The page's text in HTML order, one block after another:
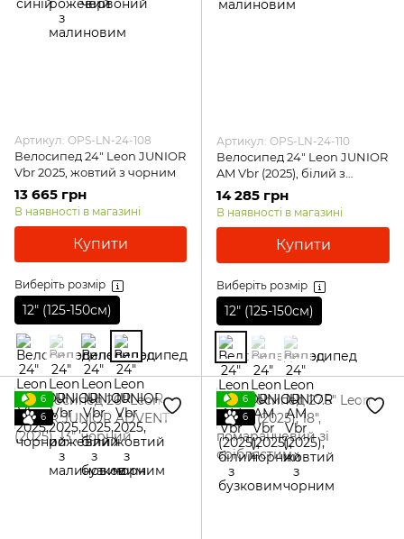
Артикул: OPS-LN-24-108
Велосипед 24" Leon JUNIOR
Vbr 2025, жовтий з чорним
13 665 грн
В наявності в магазині
Купити
Виберіть розмір
12″ (125-150см)
Артикул: OPS-LN-24-110
Велосипед 24" Leon JUNIOR
AM Vbr (2025), білий з
бузковим
14 285 грн
В наявності в магазині
Купити
Виберіть розмір
12″ (125-150см)
6
6
6
6